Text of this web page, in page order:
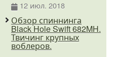
12 июл. 2018
Обзор спиннинга
Black Hole Swift 682MH.
Твичинг крупных
воблеров.